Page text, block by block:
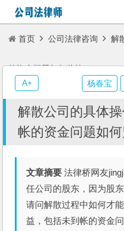
首页 公司法律咨询 解
的资金问题如何监控？
解散公司的具体
帐的资金问题如何
文章摘要 法律桥网友
任公司的股东，因为股
请问解散过程中如何才
益，包括未到帐的资金
杨春宝
A+